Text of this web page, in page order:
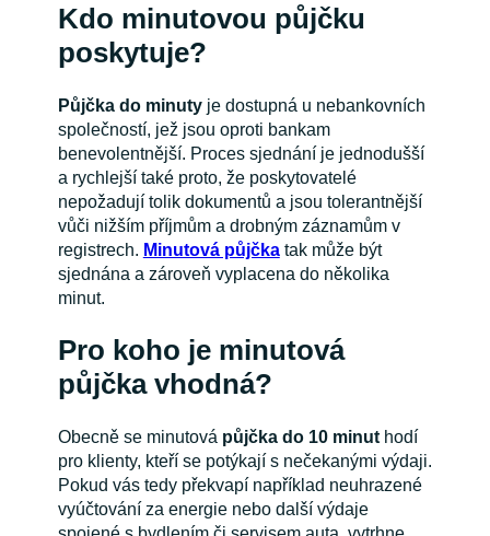
Kdo minutovou půjčku
poskytuje?
Půjčka do minutyje dostupná u nebankovních
společností, jež jsou oproti bankam
benevolentnější. Proces sjednání je jednodušší
a rychlejší také proto, že poskytovatelé
nepožadují tolik dokumentů a jsou tolerantnější
vůči nižším příjmům a drobným záznamům v
registrech. Minutová půjčkatak může být
sjednána a zároveň vyplacena do několika
minut.
Pro koho je minutová
půjčka vhodná?
Obecně se minutová půjčka do 10 minuthodí
pro klienty, kteří se potýkají s nečekanými výdaji.
Pokud vás tedy překvapí například neuhrazené
vyúčtování za energie nebo další výdaje